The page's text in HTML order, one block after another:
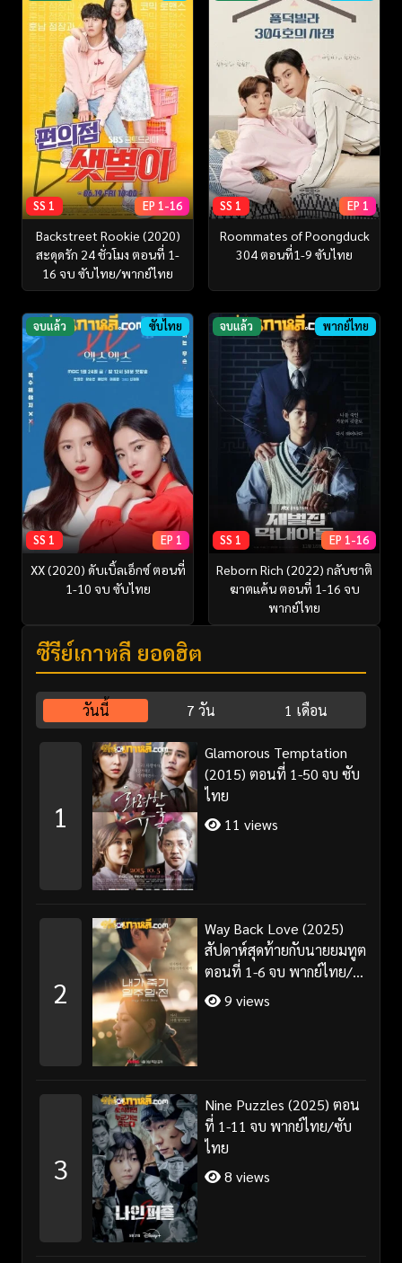
SS 1 EP 1-16
Backstreet Rookie (2020)
สะดุดรัก 24 ชั่วโมง ตอนที่ 1-
16 จบ ซับไทย/พากย์ไทย
SS 1 EP 1
Roommates of Poongduck
304 ตอนที่1-9 ซับไทย
จบแล้ว ซับไทย
SS 1 EP 1
XX (2020) ดับเบิ้ลเอ็กซ์ ตอนที่
1-10 จบ ซับไทย
จบแล้ว พากย์ไทย
SS 1 EP 1-16
Reborn Rich (2022) กลับชาติ
ฆาตแค้น ตอนที่ 1-16 จบ
พากย์ไทย
ซีรี่ย์เกาหลี ยอดฮิต
วันนี้ 7 วัน 1 เดือน
1
Glamorous Temptation
(2015) ตอนที่ 1-50 จบ ซับ
ไทย
11 views
2
Way Back Love (2025)
สัปดาห์สุดท้ายกับนายยมทูต
ตอนที่ 1-6 จบ พากย์ไทย/
ซับไทย
9 views
3
Nine Puzzles (2025) ตอน
ที่ 1-11 จบ พากย์ไทย/ซับ
ไทย
8 views